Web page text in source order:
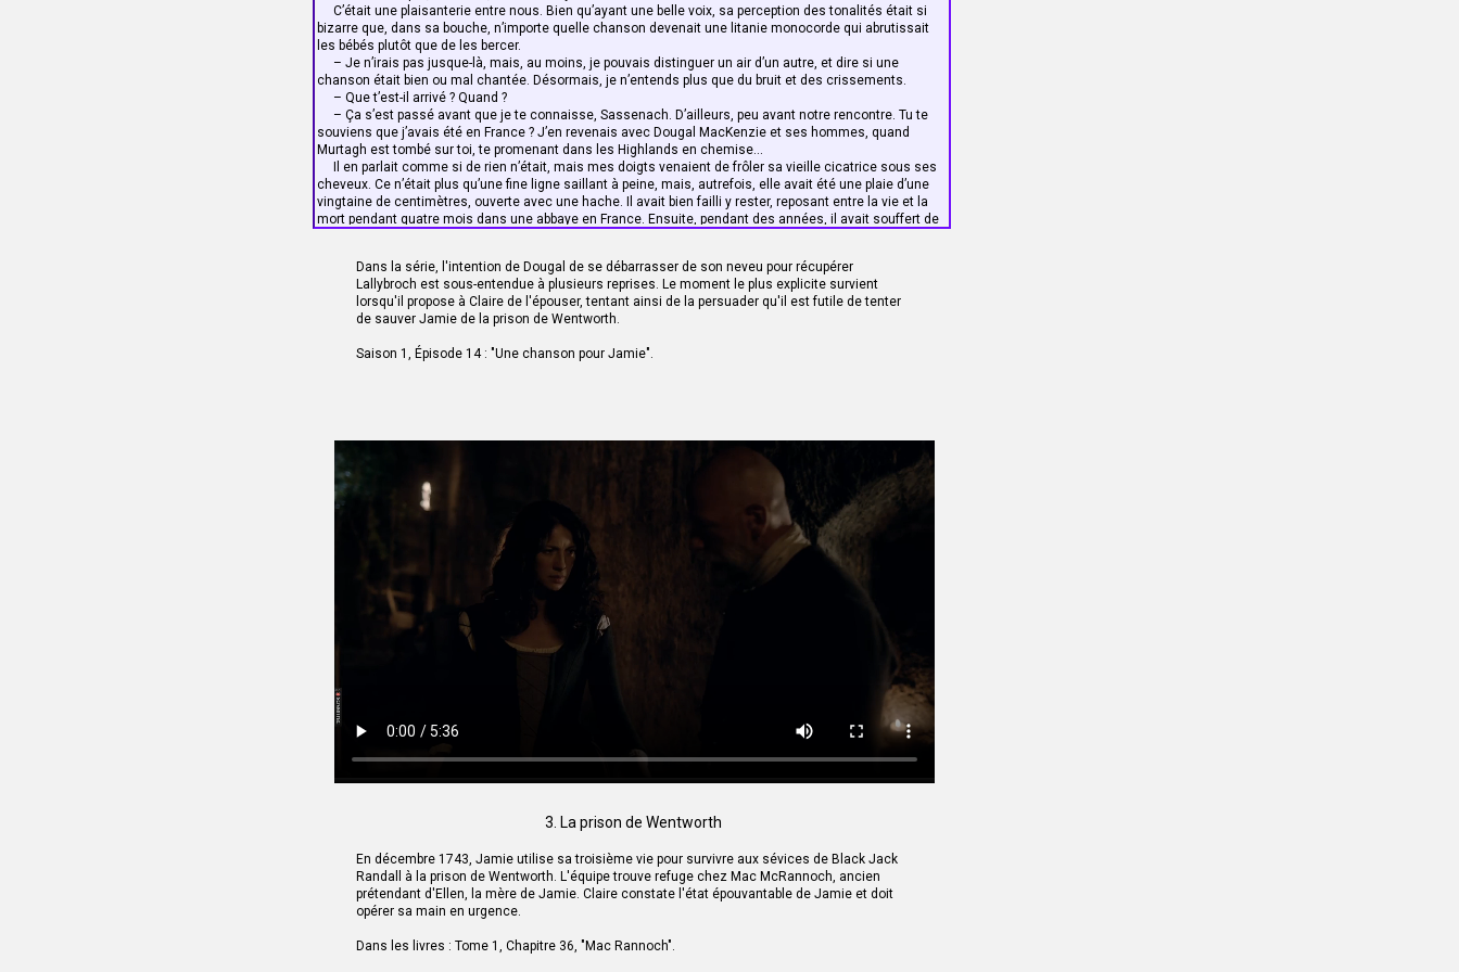
Dans la série, l'intention de Dougal de se débarrasser de son neveu pour récupérer
Lallybroch est sous-entendue à plusieurs reprises. Le moment le plus explicite survient
lorsqu'il propose à Claire de l'épouser, tentant ainsi de la persuader qu'il est futile de tenter
de sauver Jamie de la prison de Wentworth.
Saison 1, Épisode 14 : "Une chanson pour Jamie".
3. La prison de Wentworth
En décembre 1743, Jamie utilise sa troisième vie pour survivre aux sévices de Black Jack
Randall à la prison de Wentworth. L'équipe trouve refuge chez Mac McRannoch, ancien
prétendant d'Ellen, la mère de Jamie. Claire constate l'état épouvantable de Jamie et doit
opérer sa main en urgence.
Dans les livres : Tome 1, Chapitre 36, "Mac Rannoch".
vraiment très vicieux.
Il secoua la tête et fronça les sourcils, choisissant soigneusement ses mots :
– Le visage de Randall était... concentré et... comme illuminé, comme un homme bavant devant une
jolie fille, si vous voyez ce que je veux dire. On aurait dit qu'il s'apprêtait à faire subir à Jamie un supplice
pire encore que de l'écorcher vivant. Vers le quinzième coup, le dos du gamin était en sang et les
larmes sur son visage se mêlaient à la sueur.
Je devais être livide, car il s'arrêta un moment avant de reprendre :
– Enfin, tout ce que je peux dire, c'est qu'il a survécu.
Quand le caporal lui a détaché les mains, il s'est écroulé. Le caporal et le sergent-major l'ont soutenu
chacun d'un côté jusqu'à ce qu'il retrouve l'usage de ses jambes. Il tremblait des pieds à la tête, mais
gardait la tête haute. J'étais à une trentaine de mètres, mais je pouvais voir ses yeux briller. Il a regardé
Randall fixement pendant qu'on l'aidait à descendre du pilori, laissant des empreintes de sang, comme
si le fait de défier du regard son ennemi était la seule chose qui le faisait encore tenir debout. Randall
était presque aussi blême que Jamie, et ses yeux étaient rivés sur ceux du garçon. On aurait dit que ce
Dougal lui-même avait les yeux plongés dans le vide, entièrement absorbé par le souvenir de la scène.
C’était une plaisanterie entre nous. Bien qu’ayant une belle voix, sa perception des tonalités était si
bizarre que, dans sa bouche, n’importe quelle chanson devenait une litanie monocorde qui abrutissait
les bébés plutôt que de les bercer.
– Je n’irais pas jusque-là, mais, au moins, je pouvais distinguer un air d’un autre, et dire si une
chanson était bien ou mal chantée. Désormais, je n’entends plus que du bruit et des crissements.
– Que t’est-il arrivé ? Quand ?
– Ça s’est passé avant que je te connaisse, Sassenach. D’ailleurs, peu avant notre rencontre. Tu te
souviens que j’avais été en France ? J’en revenais avec Dougal MacKenzie et ses hommes, quand
Murtagh est tombé sur toi, te promenant dans les Highlands en chemise…
Il en parlait comme si de rien n’était, mais mes doigts venaient de frôler sa vieille cicatrice sous ses
cheveux. Ce n’était plus qu’une fine ligne saillant à peine, mais, autrefois, elle avait été une plaie d’une
vingtaine de centimètres, ouverte avec une hache. Il avait bien failli y rester, reposant entre la vie et la
mort pendant quatre mois dans une abbaye en France. Ensuite, pendant des années, il avait souffert de
Il haussa brièvement les épaules.
– J’entends seulement la musique des tambours. Je perçois encore le rythme, mais plus la mélodie.
Je m’interrompis, mes mains sur ses épaules. Il se retourna vers moi avec un petit sourire.
– Ne t’en fais donc pas, Sassenach. Ce n’est pas bien grave. Je n’étais pas un très bon chanteur,
– Dougal ? Tu crois vraiment que c’est lui qui t’a donné ce coup de hache ?
– Oh oui !
Il avait l’air surpris lui-même. Puis son expression changea et il reprit, parlant lentement :
– Te souviens-tu des paroles qu’il m’a dites en mourant ? Ah ! non, c’est vrai, tu ne pouvais pas
comprendre.
Un frisson parcourut tout mon corps et les poils de ma nuque se hérissèrent. Je revoyais le grenier de
la ferme Old Leanach à Culloden aussi clairement que le bureau autour de moi. Les vieux meubles
renversés, les objets éparpillés par la lutte, Jamie agenouillé à mes pieds, tenant le corps agité de
soubresauts de Dougal, le sang et l’air se déversant de la plaie ouverte dans sa gorge par le coutelas de
Jamie. Le visage blême de Dougal, alors que la vie le quittait, ses yeux noirs et féroces fixés sur son
neveu, articulant avec peine quelques mots en gaélique. Le visage de Jamie, aussi livide que celui de
son oncle tentant de décrypter sur les lèvres de Dougal ce dernier message.
– Qu’est-ce qu’il t’a dit ?
– « Fils de ma sœur ou pas, j’aurais mieux fait de te tuer ce jour-là sur la colline. Car je savais depuis
Il avait répété cette phrase d’une voix calme et basse. Son absence d’émotions me fit frissonner de
nouveau.
Aucun bruit ne parvenait du bureau. Les conversations dans la cuisine n’étaient plus qu’un vague
murmure, comme si les fantômes du passé s’y étaient réunis pour boire un verre et évoquer leurs
souvenirs, riant doucement entre eux.